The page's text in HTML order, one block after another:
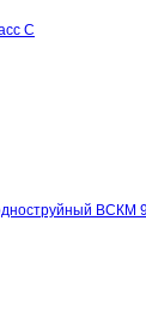
С
ВСКМ